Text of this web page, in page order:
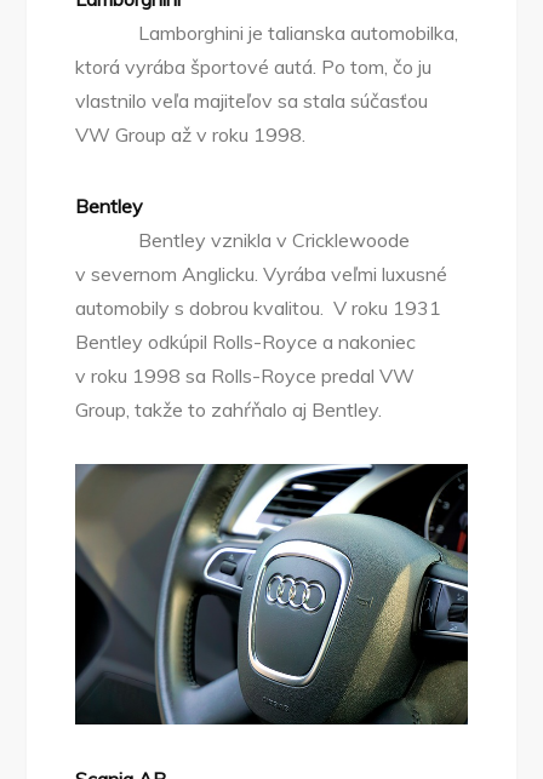
Lamborghini je talianska automobilka,
ktorá vyrába športové autá. Po tom, čo ju
vlastnilo veľa majiteľov sa stala súčasťou
VW Group až v roku 1998.
Bentley
Bentley vznikla v Cricklewoode
v severnom Anglicku. Vyrába veľmi luxusné
automobily s dobrou kvalitou. V roku 1931
Bentley odkúpil Rolls-Royce a nakoniec
v roku 1998 sa Rolls-Royce predal VW
Group, takže to zahŕňalo aj Bentley.